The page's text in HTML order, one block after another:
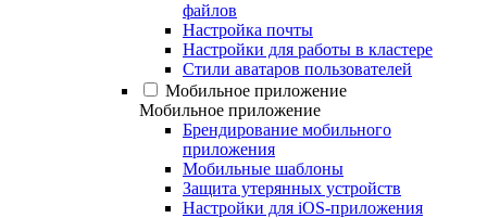
файлов
Настройка почты
Настройки для работы в кластере
Стили аватаров пользователей
Мобильное приложение
Мобильное приложение
Брендирование мобильного
приложения
Мобильные шаблоны
Защита утерянных устройств
Настройки для iOS-приложения